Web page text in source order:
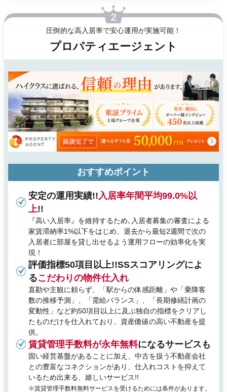
圧倒的な高入居率で安心運用が実施可能！
プロパティエージェント
おすすめポイント
安定の運用実績!! 入居率年間平均99.0%以
上!!
『高い入居率』を維持するため､入居者募集の審査による
家賃滞納率1%以下をはじめ、退去から最短2週間で次の
入居者に部屋を貸し出せるよう運用フローの効率化を実
現！
評価指標50項目以上!!SSスコアリングによ
るこだわりの物件仕入れ
直勘や主観に頼らず、「駅からの体感距離」や「乗降客
数の推移予測」、「需給バランス」、「長期修繕計画の
変動性」など約50項目以上に及ぶ独自の指標をクリアし
たものだけを仕入れており、資産価値の高い不動産を提
供。
賃貸管理手数料が永年無料になるサービスも
固い経営基盤があることに加え、中古を扱う不動産会社
との豊富なコネクションがあり、仕入れコストを抑えて
いるため出来る、嬉しいサービス!!
※賃貸管理手数料無料サービスを受けるためには条件があります。